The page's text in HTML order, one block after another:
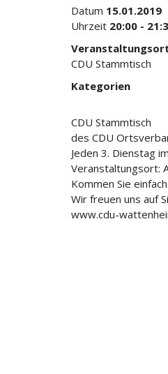
Datum 15.01.2019
Uhrzeit 20:00 -
CDU Stammtisch
Kategorien
CDU Stammtisch
des CDU
Jeden 3. Dienstag
Veranstaltungsort:
Kommen Sie
Wir freuen uns auf
www.cdu-